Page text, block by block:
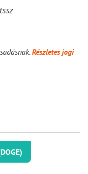
Részletes jogi